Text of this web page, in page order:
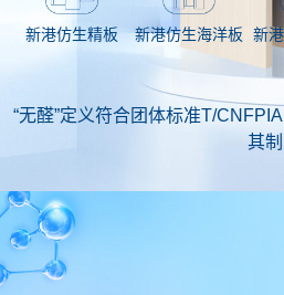
新港仿生精板 新港仿生海洋板 新
“无醛”定义符合团体标准T/
其